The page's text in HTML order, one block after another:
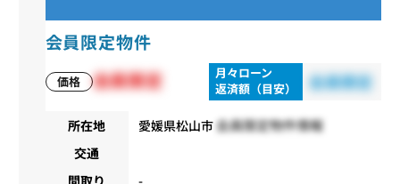
会員限定物件
価格 会員限定
月々ローン
返済額（目安）
会員限定
所在地 愛媛県松山市会員限定物件情報
交通